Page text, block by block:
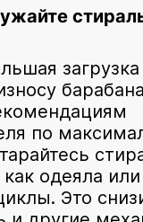
по
одеяла
Это